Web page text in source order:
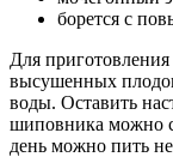
борется с
Для
высушенных
воды. Оставить
шиповника можно
день можно пить